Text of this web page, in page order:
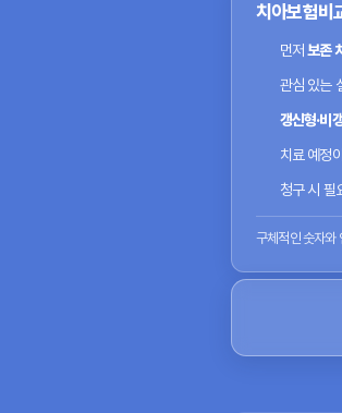
치아보험비
먼저보존
관심 있는
갱신형·비
치료 예정
청구 시 필
구체적인 숫자와